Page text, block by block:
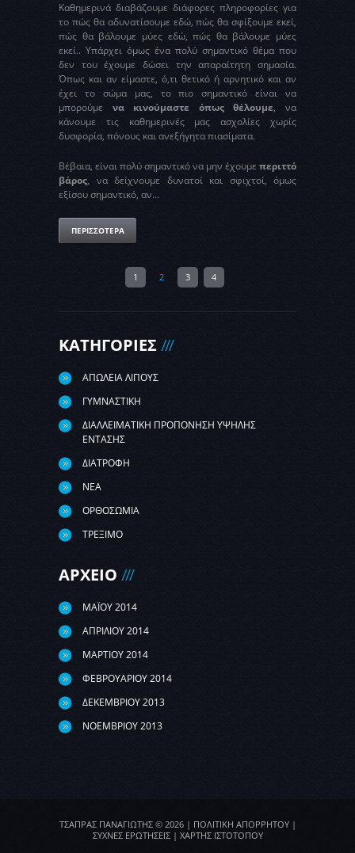
Καθημερινά διαβάζουμε διάφορες πληροφορίες για
το πώς θα αδυνατίσουμε εδώ, πώς θα σφίξουμε εκεί,
πώς θα βάλουμε μύες εδώ, πώς θα βάλουμε μύες
εκεί.. Υπάρχει όμως ένα πολύ σημαντικό θέμα που
δεν του έχουμε δώσει την απαραίτητη σημασία.
Όπως και αν είμαστε, ό,τι θετικό ή αρνητικό και αν
έχει το σώμα μας, το πιο σημαντικό είναι να
μπορούμε να κινούμαστε όπως θέλουμε, να
κάνουμε τις καθημερινές μας ασχολίες χωρίς
δυσφορία, πόνους και ανεξήγητα πιασίματα.
Βέβαια, είναι πολύ σημαντικό να μην έχουμε περιττό
βάρος, να δείχνουμε δυνατοί και σφιχτοί, όμως
εξίσου σημαντικό, αν...
ΠΕΡΙΣΣΟΤΕΡΑ
1 2 3 4
ΚΑΤΗΓΟΡΙΕΣ
ΑΠΩΛΕΙΑ ΛΙΠΟΥΣ
ΓΥΜΝΑΣΤΙΚΗ
ΔΙΑΛΛΕΙΜΑΤΙΚΗ ΠΡΟΠΟΝΗΣΗ ΥΨΗΛΗΣ
ΕΝΤΑΣΗΣ
ΔΙΑΤΡΟΦΗ
ΝΕΑ
ΟΡΘΟΣΩΜΙΑ
ΤΡΕΞΙΜΟ
ΑΡΧΕΙΟ
ΜΑΪ́ΟΥ 2014
ΑΠΡΙΛΊΟΥ 2014
ΜΑΡΤΊΟΥ 2014
ΦΕΒΡΟΥΑΡΊΟΥ 2014
ΔΕΚΕΜΒΡΊΟΥ 2013
ΝΟΕΜΒΡΊΟΥ 2013
ΤΣΑΠΡΑΣ ΠΑΝΑΓΙΩΤΗΣ© 2026 | ΠΟΛΙΤΙΚΗ ΑΠΟΡΡΗΤΟΥ|
ΣΥΧΝΕΣ ΕΡΩΤΗΣΕΙΣ| ΧΑΡΤΗΣ ΙΣΤΟΤΟΠΟΥ